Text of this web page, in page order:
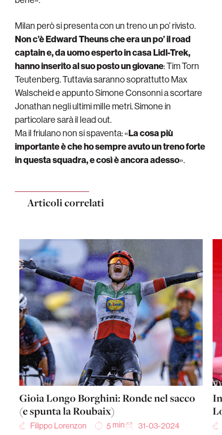
Milan però si presenta con un treno un po’ rivisto.
Non c’è Edward Theuns che era un po’ il road
captain e, da uomo esperto in casa Lidl-Trek,
hanno inserito al suo posto un giovane: Tim Torn
Teutenberg. Tuttavia saranno soprattutto Max
Walscheid e appunto Simone Consonni a scortare
Jonathan negli ultimi mille metri. Simone in
particolare sarà il lead out.
Ma il friulano non si spaventa: «La cosa più
importante è che ho sempre avuto un treno forte
in questa squadra, e così è ancora adesso».
Articoli correlati
Gioia Longo Borghini: Ronde nel sacco
(e spunta la Roubaix)
Filippo Lorenzon 5 min 31-03-2024